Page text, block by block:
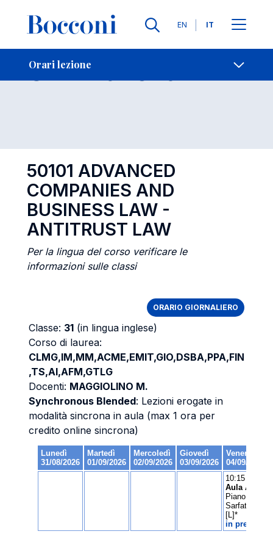
Lingue
EN IT
Orari lezione
-
Orari lezione Open
50101 ADVANCED
COMPANIES AND
BUSINESS LAW -
ANTITRUST LAW
Per la lingua del corso verificare le
informazioni sulle classi
ORARIO GIORNALIERO
Classe: 31 (in lingua inglese)
Corso di laurea:
CLMG,IM,MM,ACME,EMIT,GIO,DSBA,PPA,FIN
,TS,AI,AFM,GTLG
Docenti: MAGGIOLINO M.
Synchronous Blended: Lezioni erogate in
modalità sincrona in aula (max 1 ora per
credito online sincrona)